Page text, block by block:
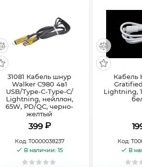
31081 Кабель шнур
Walker C980 4в1
USB/Type-C-Type-C/
Lightning, нейллон,
65W, PD/QC, черно-
желтый
399 ₽
Код: Т0000038237
В наличии: 15
Кабель
Lightning,
Код:
В